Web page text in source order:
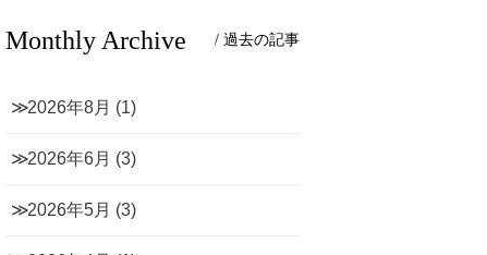
Monthly Archive / 過去の記事
2026年8月 (1)
2026年6月 (3)
2026年5月 (3)